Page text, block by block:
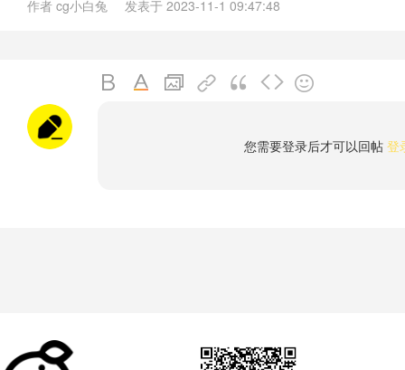
作者 cg小白兔 发表于 2023-11-1 09:47:48
您需要登录后才可以回帖 登